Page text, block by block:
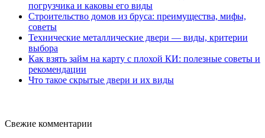
погрузчика и каковы его виды
Строительство домов из бруса: преимущества, мифы,
советы
Технические металлические двери — виды, критерии
выбора
Как взять займ на карту с плохой КИ: полезные советы и
рекомендации
Что такое скрытые двери и их виды
Свежие комментарии